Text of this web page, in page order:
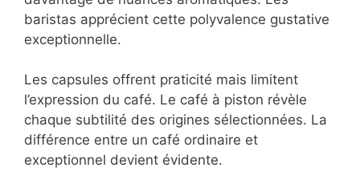
baristas apprécient cette polyvalence gustative
exceptionnelle.
Les capsules offrent praticité mais limitent
l’expression du café. Le café à piston révèle
chaque subtilité des origines sélectionnées. La
différence entre un café ordinaire et
exceptionnel devient évidente.